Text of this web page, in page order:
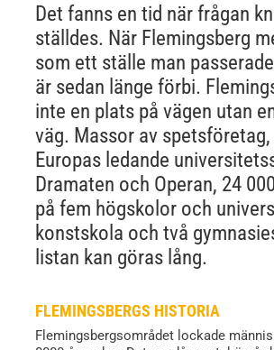
Det fanns en tid när frågan
ställdes. När Flemingsberg
som ett ställe man
är sedan länge förbi.
inte en plats på vägen utan
väg. Massor av
Europas ledande
Dramaten och Operan, 24
på fem högskolor och
konstskola och två
listan kan göras lång.
FLEMINGSBERGS HISTORIA
Flemingsbergsområdet lockade